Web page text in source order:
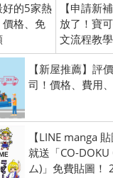
好的5家熱
格、免
【申請新
放了！寶
文流程教學
【新屋推薦】評
司！價格、費用
【LINE manga
就送「CO-
ム)」免費貼圖